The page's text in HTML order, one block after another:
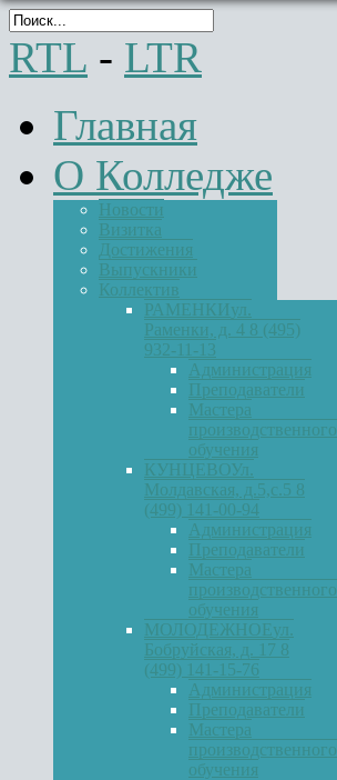
RTL - LTR
Главная
О Колледже
Новости
Визитка
Достижения
Выпускники
Коллектив
РАМЕНКИул.
Раменки, д. 4 8 (495)
932-11-13
Администрация
Преподаватели
Мастера
производственного
обучения
КУНЦЕВОУл.
Молдавская, д.5,с.5 8
(499) 141-00-94
Администрация
Преподаватели
Мастера
производственного
обучения
МОЛОДЕЖНОЕул.
Бобруйская, д. 17 8
(499) 141-15-76
Администрация
Преподаватели
Мастера
производственного
обучения